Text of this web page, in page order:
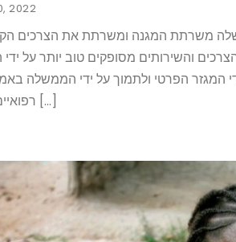
2022
משרתת המגנה ומשרתת את הצרכים
והשירותים מסופקים טוב יותר על
המגזר הפרטי ולתמוך על ידי הממשלה
רפואיים וחינוכיים. זה […]